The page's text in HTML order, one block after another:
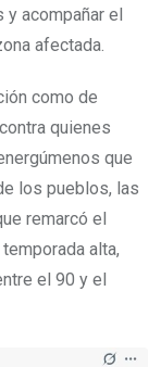
acompañar el
afectada.
como de
quienes
que
los pueblos, las
remarcó el
alta,
el 90 y el